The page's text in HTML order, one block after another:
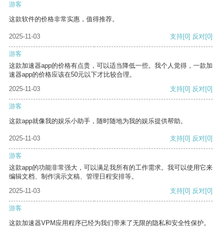
游客
这款软件的价格非常实惠，值得推荐。
2025-11-03 支持[0] 反对[0]
游客
这款加速器app的价格有点贵，可以适当降低一些。我个人觉得，一款加
速器app的价格应该在50元以下才比较合理。
2025-11-03
支持[0] 反对[0]
游客
这款app就像我的娱乐小助手，随时随地为我的娱乐提供帮助。
2025-11-03 支持[0] 反对[0]
游客
这款app的功能非常强大，可以满足我所有的工作需求。我可以使用它来
编辑文档、制作演示文稿、管理日程安排等。
2025-11-03
支持[0] 反对[0]
游客
这款加速器VPM应用程序已经为我们带来了无限的隐私和安全性保护。